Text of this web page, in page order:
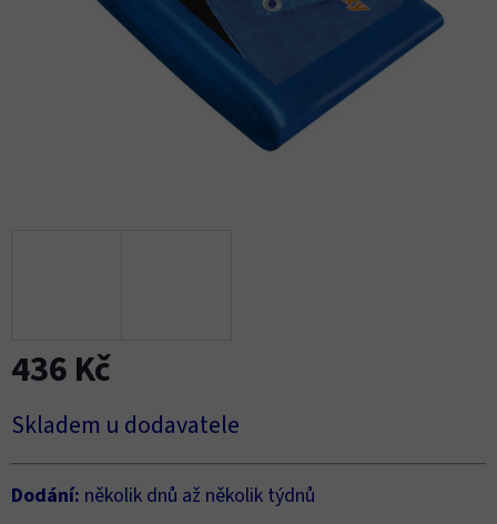
436 Kč
cena:
Skladem u dodavatele
Dodání: několik dnů až několik týdnů